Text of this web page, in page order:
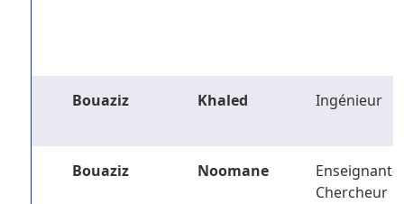
Bouaziz Khaled Ingénieur
Bouaziz Noomane
Enseignant-
Chercheur